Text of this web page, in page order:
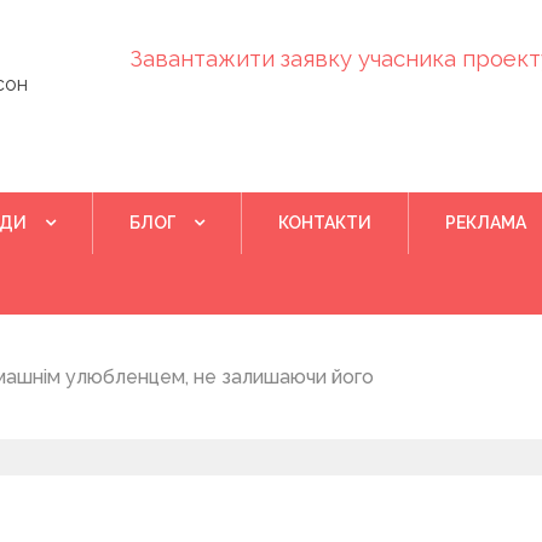
Завантажити заявку учасника
БЛОГ КОНТАКТИ РЕКЛАМА
улюбленцем, не залишаючи його